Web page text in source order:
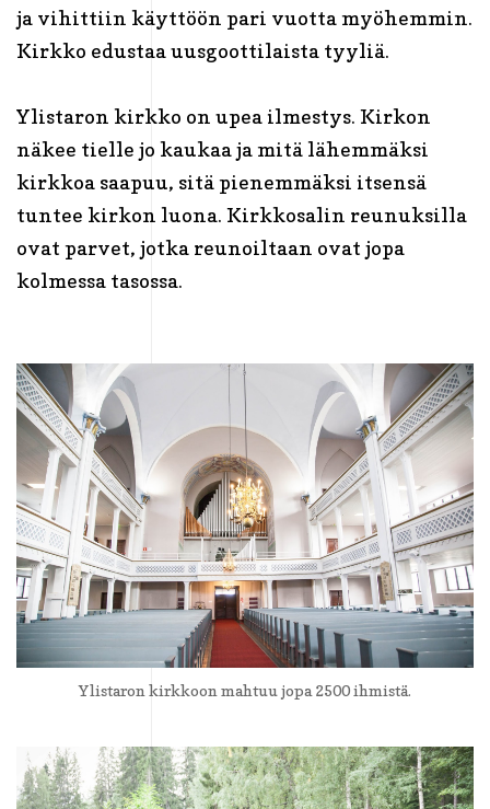
ja vihittiin käyttöön pari vuotta myöhemmin.
Kirkko edustaa uusgoottilaista tyyliä.
Ylistaron kirkko on upea ilmestys. Kirkon
näkee tielle jo kaukaa ja mitä lähemmäksi
kirkkoa saapuu, sitä pienemmäksi itsensä
tuntee kirkon luona. Kirkkosalin reunuksilla
ovat parvet, jotka reunoiltaan ovat jopa
kolmessa tasossa.
Ylistaron kirkkoon mahtuu jopa 2500 ihmistä.